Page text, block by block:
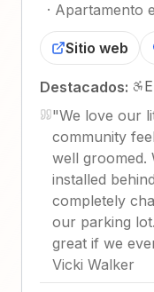
· Apartamento
Sitio web
Destacados:
"We love our
community
well groomed.
installed
completely
our parking
great if we
Vicki Walker